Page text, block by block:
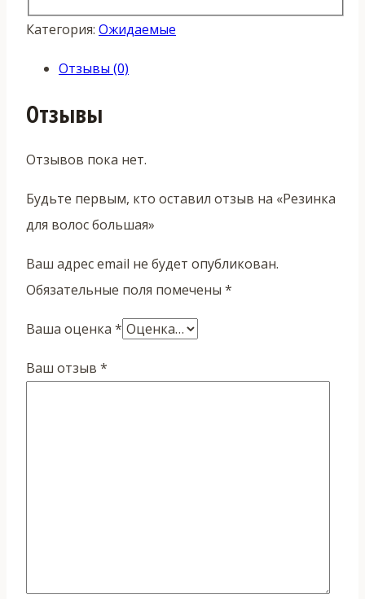
Категория: Ожидаемые
Отзывы (0)
Отзывы
Отзывов пока нет.
Будьте первым, кто оставил отзыв на «Резинка
для волос большая»
Ваш адрес email не будет опубликован.
Обязательные поля помечены *
Ваша оценка *
Ваш отзыв *